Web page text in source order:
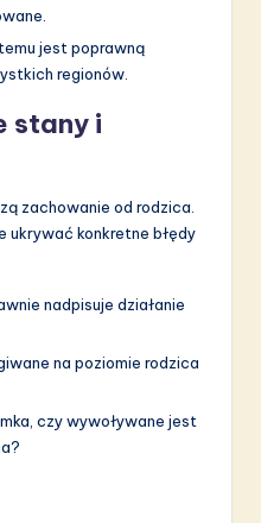
jest poprawną
regionów.
stany i
zachowanie od rodzica.
ukrywać konkretne błędy
nadpisuje działanie
na poziomie rodzica
czy wywoływane jest